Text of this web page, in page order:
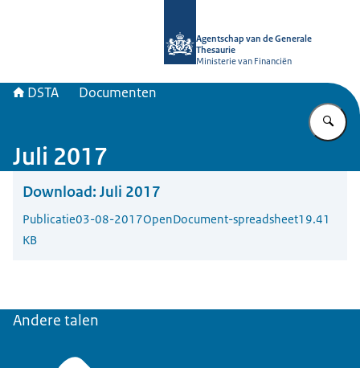
Agentschap van de Generale
Thesaurie
Ministerie van Financiën
DSTA Documenten
Juli 2017
Download: Juli 2017
Publicatie03-08-2017OpenDocument-spreadsheet19.41
KB
Andere talen